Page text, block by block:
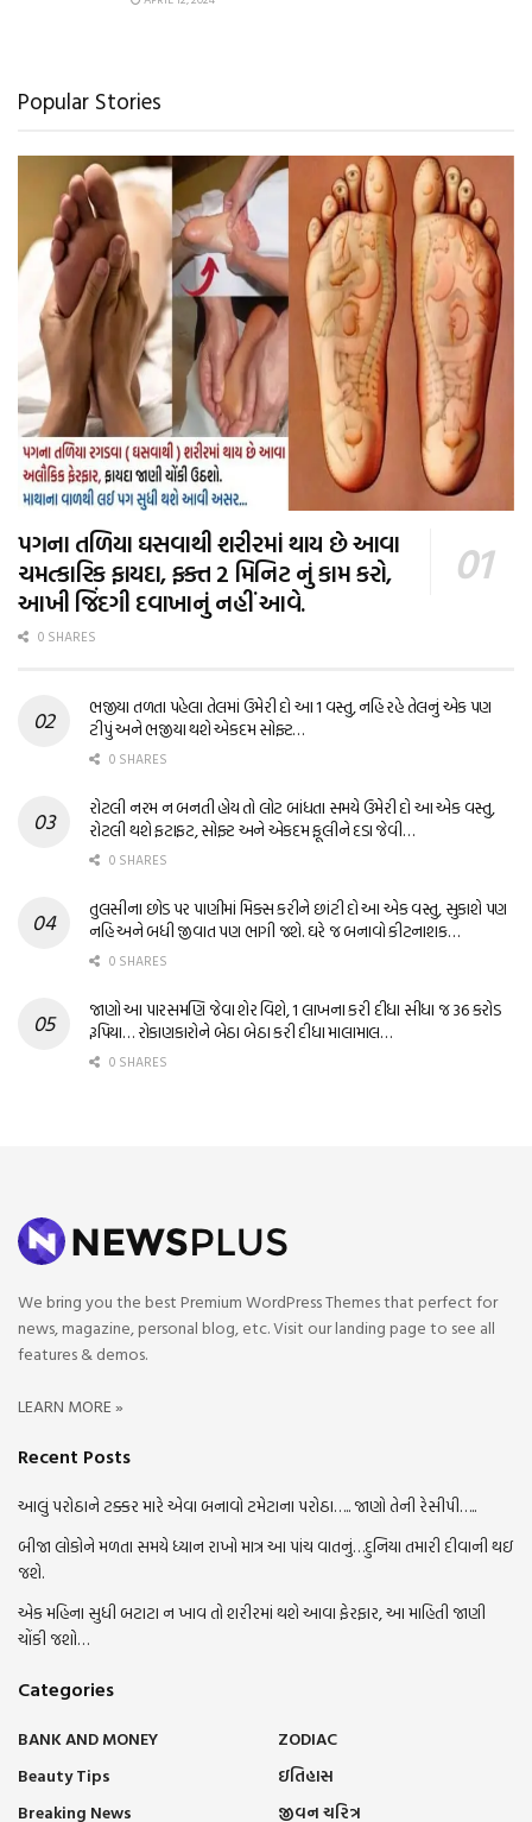
Popular Stories
પગના તળિયા ઘસવાથી શરીરમાં થાય છે આવા
ચમત્કારિક ફાયદા, ફક્ત 2 મિનિટ નું કામ કરો,
આખી જિંદગી દવાખાનું નહીં આવે.
0 SHARES
ભજીયા તળતા પહેલા તેલમાં ઉમેરી દો આ 1 વસ્તુ, નહિ રહે તેલનું એક પણ
ટીપું અને ભજીયા થશે એકદમ સોફ્ટ…
0 SHARES
રોટલી નરમ ન બનતી હોય તો લોટ બાંધતા સમયે ઉમેરી દો આ એક વસ્તુ,
રોટલી થશે ફટાફટ, સોફ્ટ અને એકદમ ફૂલીને દડા જેવી…
0 SHARES
તુલસીના છોડ પર પાણીમાં મિક્સ કરીને છાંટી દો આ એક વસ્તુ, સુકાશે પણ
નહિ અને બધી જીવાત પણ ભાગી જશે. ઘરે જ બનાવો કીટનાશક…
0 SHARES
જાણો આ પારસમણિ જેવા શેર વિશે, 1 લાખના કરી દીધા સીધા જ 36 કરોડ
રૂપિયા… રોકાણકારોને બેઠા બેઠા કરી દીધા માલામાલ…
0 SHARES
We bring you the best Premium WordPress Themes that perfect for
news, magazine, personal blog, etc. Visit our landing page to see all
features & demos.
LEARN MORE »
Recent Posts
આલું પરોઠાને ટક્કર મારે એવા બનાવો ટમેટાના પરોઠા….. જાણો તેની રેસીપી…..
બીજા લોકોને મળતા સમયે ધ્યાન રાખો માત્ર આ પાંચ વાતનું…દુનિયા તમારી દીવાની થઇ
જશે.
એક મહિના સુધી બટાટા ન ખાવ તો શરીરમાં થશે આવા ફેરફાર, આ માહિતી જાણી
ચોંકી જશો…
Categories
BANK AND MONEY
Beauty Tips
Breaking News
ZODIAC
ઇતિહાસ
જીવન ચરિત્ર